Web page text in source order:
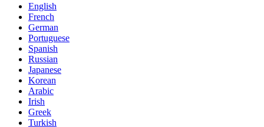
English
French
German
Portuguese
Spanish
Russian
Japanese
Korean
Arabic
Irish
Greek
Turkish